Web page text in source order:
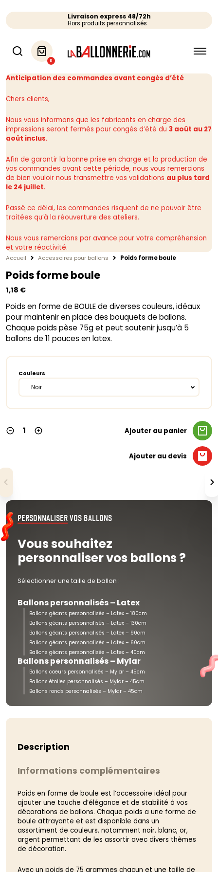
Livraison express 48/72h
Hors produits personnalisés
0
Anticipation des commandes avant congés d’été
Chers clients,
Nous vous informons que les fabricants en charge des
impressions seront fermés pour congés d’été du 3 août au 27
août inclus.
Afin de garantir la bonne prise en charge et la production de
vos commandes avant cette période, nous vous remercions
de bien vouloir nous transmettre vos validations au plus tard
le 24 juillet.
Passé ce délai, les commandes risquent de ne pouvoir être
traitées qu’à la réouverture des ateliers.
Nous vous remercions par avance pour votre compréhension
et votre réactivité.
PERSONNALISERVOS BALLONS
Vous souhaitez
personnaliser vos ballons ?
Sélectionner une taille de ballon :
Ballons personnalisés – Latex
Ballons géants personnalisés – Latex – 180cm
Ballons géants personnalisés – Latex – 130cm
Ballons géants personnalisés – Latex – 90cm
Ballons géants personnalisés – Latex – 60cm
Ballons géants personnalisés – Latex – 40cm
Ballons personnalisés – Mylar
Ballons coeurs personnalisés – Mylar – 45cm
Ballons étoiles personnalisés – Mylar – 45cm
Ballons ronds personnalisés – Mylar – 45cm
Accueil Accessoires pour ballons Poids forme boule
Poids forme boule
1,18 €
Poids en forme de BOULE de diverses couleurs, idéaux
pour maintenir en place des bouquets de ballons.
Chaque poids pèse 75g et peut soutenir jusqu’à 5
ballons de 11 pouces en latex.
Couleurs
Noir
Ajouter au panier
Ajouter au devis
Description
Informations complémentaires
Poids en forme de boule est l’accessoire idéal pour
ajouter une touche d’élégance et de stabilité à vos
décorations de ballons. Chaque poids a une forme de
boule attrayante et est disponible dans un
assortiment de couleurs, notamment noir, blanc, or,
argent permettant de les assortir avec divers thèmes
de décoration.
Avec un poids de 75 grammes chacun et une taille de